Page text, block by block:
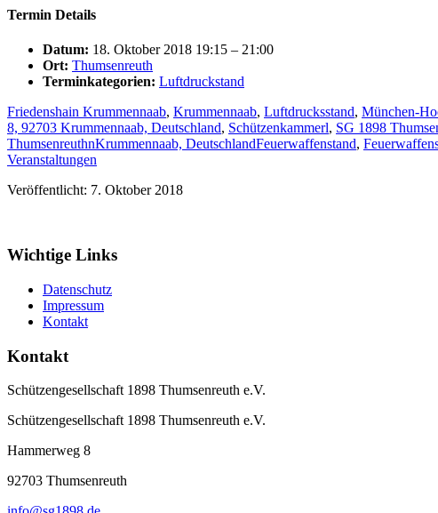
Termin Details
Datum: 18. Oktober 2018 19:15 – 21:00
Ort: Thumsenreuth
Terminkategorien: Luftdruckstand
Friedenshain Krummennaab, Krummennaab, Luftdrucksstand, München-
8, 92703 Krummennaab, Deutschland, Schützenkammerl, SG 1898
ThumsenreuthnKrummennaab, DeutschlandFeuerwaffenstand,
Veranstaltungen
Veröffentlicht: 7. Oktober 2018
Wichtige Links
Datenschutz
Impressum
Kontakt
Kontakt
Schützengesellschaft 1898 Thumsenreuth e.V.
Schützengesellschaft 1898 Thumsenreuth e.V.
Hammerweg 8
92703 Thumsenreuth